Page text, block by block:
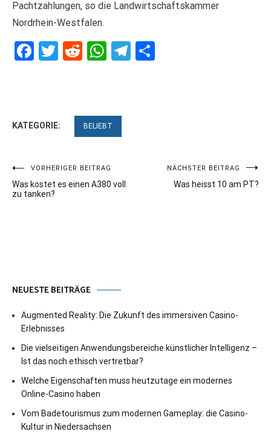
Pachtzahlungen, so die Landwirtschaftskammer
Nordrhein-Westfalen.
Facebook
Twitter
RedditWhatsApp
Telegram
KATEGORIE: BELIEBT
Beitragsnavigation
VORHERIGER BEITRAG
Was kostet es einen A380 voll
zu tanken?
NÄCHSTER BEITRAG
Was heisst 10 am PT?
NEUESTE BEITRÄGE
Augmented Reality: Die Zukunft des immersiven Casino-
Erlebnisses
Die vielseitigen Anwendungsbereiche künstlicher Intelligenz –
Ist das noch ethisch vertretbar?
Welche Eigenschaften muss heutzutage ein modernes
Online-Casino haben
Vom Badetourismus zum modernen Gameplay: die Casino-
Kultur in Niedersachsen